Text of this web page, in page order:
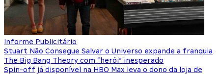
Informe Publicitário
Stuart Não Consegue Salvar o Universo expande a franquia
The Big Bang Theory com “herói” inesperado
Spin-off já disponível na HBO Max leva o dono da loja de